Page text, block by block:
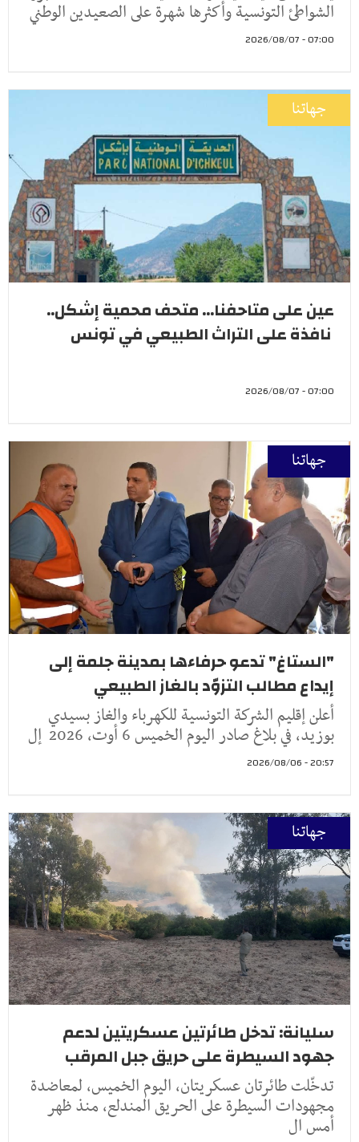
الشواطئ التونسية وأكثرها شهرة على الصعيدين الوطني
07:00 - 2026/08/07
جهاتنا
عين على متاحفنا... متحف محمية إشكل..
نافذة على التراث الطبيعي في تونس
07:00 - 2026/08/07
جهاتنا
"الستاغ" تدعو حرفاءها بمدينة جلمة إلى
إيداع مطالب التزوّد بالغاز الطبيعي
أعلن إقليم الشركة التونسية للكهرباء والغاز بسيدي
بوزيد، في بلاغ صادر اليوم الخميس 6 أوت، 2026 إل
20:57 - 2026/08/06
جهاتنا
سليانة: تدخل طائرتين عسكريتين لدعم
جهود السيطرة على حريق جبل المرقب
تدخّلت طائرتان عسكريتان، اليوم الخميس، لمعاضدة
مجهودات السيطرة على الحريق المندلع، منذ ظهر
أمس ال